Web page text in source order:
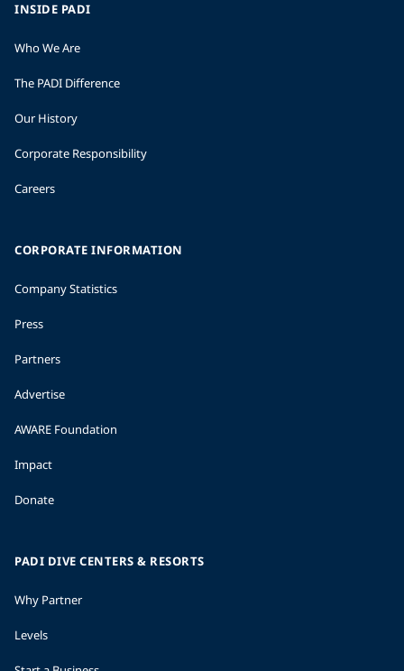
INSIDE PADI
Who We Are
The PADI Difference
Our History
Corporate Responsibility
Careers
CORPORATE INFORMATION
Company Statistics
Press
Partners
Advertise
AWARE Foundation
Impact
Donate
PADI DIVE CENTERS & RESORTS
Why Partner
Levels